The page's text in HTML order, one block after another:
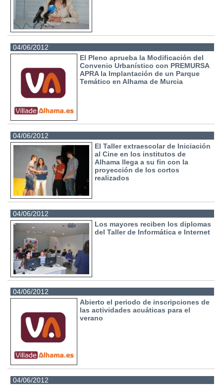
04/06/2012
El Pleno aprueba la Modificación del
Convenio Urbanístico con PREMURSA
APRA la Implantación de un Parque
Temático en Alhama de Murcia
04/06/2012
El Taller extraescolar de Iniciación
al Cine en los institutos de
Alhama llega a su fin con la
proyección de los cortos
realizados
04/06/2012
Los mayores reciben los diplomas
del Taller de Informática e Internet
04/06/2012
Abierto el periodo de inscripciones de
las actividades acuáticas para el
verano
04/06/2012